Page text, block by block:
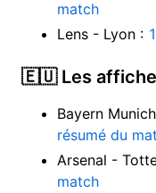
match
Lens - Lyon :
🇪🇺 Les
Bayern
résumé du
Arsenal -
match